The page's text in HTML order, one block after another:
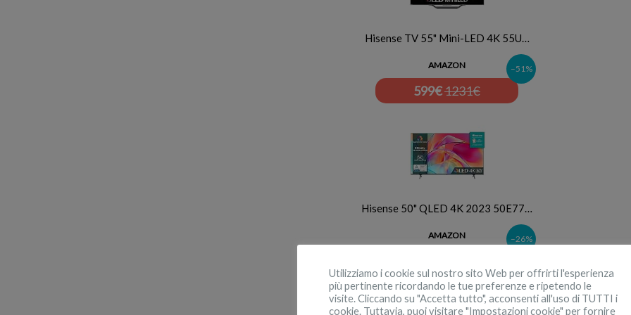
Hisense TV 55" Mini-LED 4K 55U…
AMAZON
599€1231€
–51%
Hisense 50" QLED 4K 2023 50E77…
AMAZON –26%
Utilizziamo i cookie sul nostro sito Web per offrirti l'esperienza
più pertinente ricordando le tue preferenze e ripetendo le
visite. Cliccando su "Accetta tutto", acconsenti all'uso di TUTTI i
cookie. Tuttavia, puoi visitare "Impostazioni cookie" per fornire